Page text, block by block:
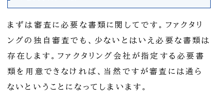
まずは審査に必要な書類に関してです。ファクタリ
ングの独自審査でも、少ないとはいえ必要な書類は
存在します。ファクタリング会社が指定する必要書
類を用意できなければ、当然ですが審査には通ら
ないということになってしまいます。